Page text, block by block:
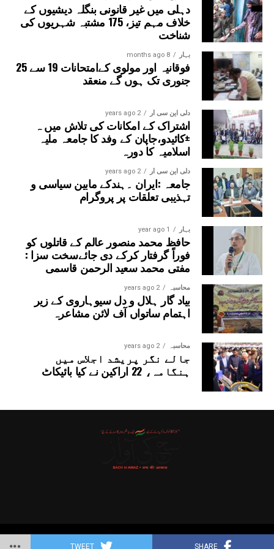
SHARE
TWEET
دہلی میں غیر قانونی بنگلہ دیشیوں کے
خلاف مہم تیز، 175 مشتبہ شہریوں کی
شناخت
بہار 8 months ago
فوقانیہ اور مولوی کےامتحانات 19 سے 25
جنوری تک ہوں گے منعقد
دلی این سی آر 2 years ago
اشتراک کے امکانات کی تلاش میں ہ
±کائیدو،جاپان کے وفد کا جامعہ ملیہ
اسلامیہ کا دورہ
دلی این سی آر 2 years ago
جامعہ :ایران ۔ہندکے مابین سیاسی و
تہذیبی تعلقات پر پروگرام
بہار 1 year ago
حافظ محمد منصور عالم کے قاتلوں کو
فوراً گرفتار کرکے دی جائےسخت سزا :
مفتی محمد سعید الرحمن قاسمی
محاسبہ 2 years ago
بیاد گار ہلال و دل سیوہاروی کے زیر
اہتمام ساتواں آف لائن مشاعرہ
محاسبہ 2 years ago
جالے نگر پریشد اجلاس میں
ہنگامہ، 22 اراکین نے کیا بائیکاٹ
Copyright © 2025 Probitas News Network